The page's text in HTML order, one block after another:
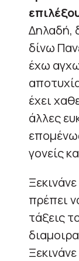
Δηλαδή,
δίνω
έχω
έχει
άλλες
γονείς
πρέπει
τάξεις